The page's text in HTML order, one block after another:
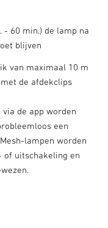
- 60 min.) de lamp na
blijven
van maximaal 10 m
de afdekclips
de app worden
een
lampen worden
of uitschakeling en